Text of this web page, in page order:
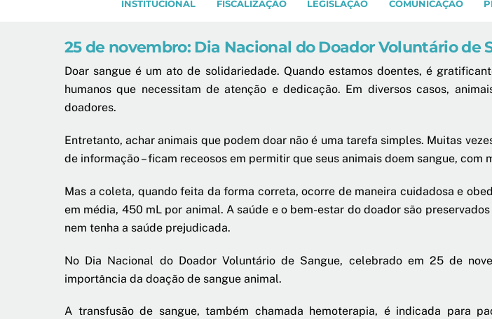
INSTITUCIONAL FISCALIZAÇÃO LEGISLAÇÃO COMUNICAÇÃO
25 de novembro: Dia Nacional do Doador Voluntário de
Doar sangue é um ato de solidariedade. Quando estamos doentes, é
humanos que necessitam de atenção e dedicação. Em diversos casos,
doadores.
Entretanto, achar animais que podem doar não é uma tarefa simples. Muitas
de informação – ficam receosos em permitir que seus animais doem sangue,
Mas a coleta, quando feita da forma correta, ocorre de maneira cuidadosa e
em média, 450 mL por animal. A saúde e o bem-estar do doador são
nem tenha a saúde prejudicada.
No Dia Nacional do Doador Voluntário de Sangue, celebrado em 25 de
importância da doação de sangue animal.
A transfusão de sangue, também chamada hemoterapia, é indicada para